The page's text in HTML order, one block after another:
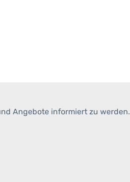
Angebote informiert zu werden.